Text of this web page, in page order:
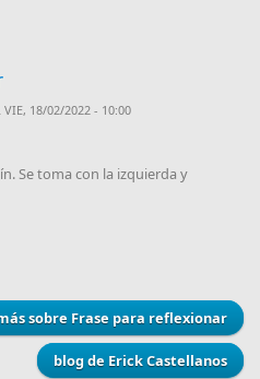
VIE, 18/02/2022 - 10:00
Se toma con la izquierda y
sobre Frase para reflexionar
blog de Erick Castellanos